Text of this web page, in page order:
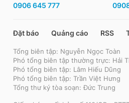
0906 645 777
Đặt báo Quảng cáo RSS
Tổng biên tập: Nguyễn Ngọc Toàn
Phó tổng biên tập thường trực: Hải
Phó tổng biên tập: Lâm Hiếu Dũng
Phó tổng biên tập: Trần Việt Hưng
Tổng thư ký tòa soạn: Đức Trung